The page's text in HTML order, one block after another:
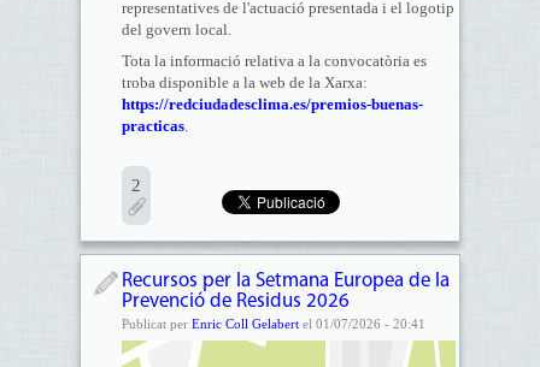
representatives de l'actuació presentada i el logotip
del govern local.
Tota la informació relativa a la convocatòria es
troba disponible a la web de la Xarxa:
https://redciudadesclima.es/premios-buenas-
practicas.
2
Recursos per la Setmana Europea de la
Prevenció de Residus 2026
Publicat per Enric Coll Gelabertel 01/07/2026 - 20:41